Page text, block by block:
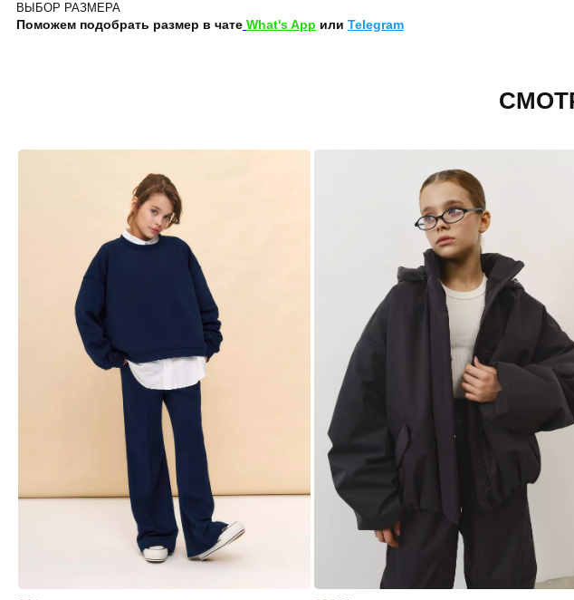
ВЫБОР РАЗМЕРА
Поможем подобрать размер в чате What's App или Telegram